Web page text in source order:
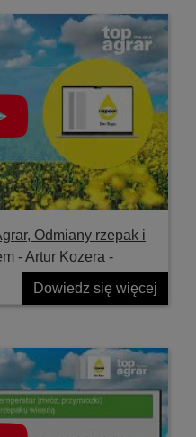
Odmiany rzepak i
- Artur Kozera -
Dowiedz się więcej